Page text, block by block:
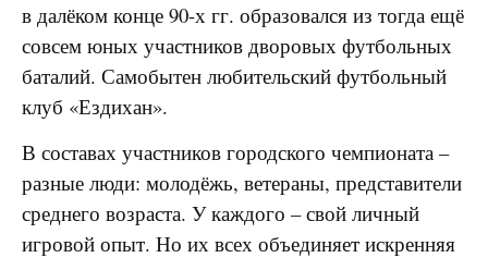
в далёком конце 90-х гг. образовался из тогда ещё
совсем юных участников дворовых футбольных
баталий. Самобытен любительский футбольный
клуб «Ездихан».
В составах участников городского чемпионата –
разные люди: молодёжь, ветераны, представители
среднего возраста. У каждого – свой личный
игровой опыт. Но их всех объединяет искренняя